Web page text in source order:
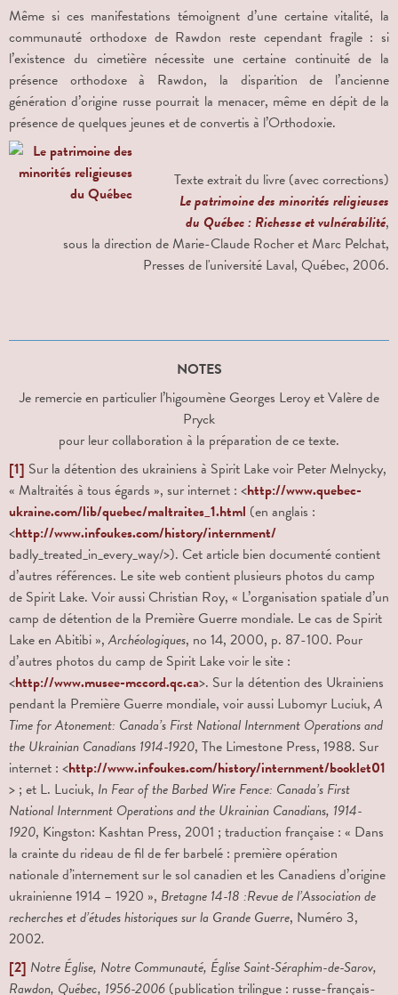
Même si ces manifestations témoignent d’une certaine vitalité, la
communauté orthodoxe de Rawdon reste cependant fragile : si
l’existence du cimetière nécessite une certaine continuité de la
présence orthodoxe à Rawdon, la disparition de l’ancienne
génération d’origine russe pourrait la menacer, même en dépit de la
présence de quelques jeunes et de convertis à l’Orthodoxie.
Texte extrait du livre (avec corrections)
Le patrimoine des minorités religieuses
du Québec : Richesse et vulnérabilité,
sous la direction de Marie-Claude Rocher et Marc Pelchat,
Presses de l'université Laval, Québec, 2006.
NOTES
Je remercie en particulier l’higoumène Georges Leroy et Valère de
Pryck
pour leur collaboration à la préparation de ce texte.
[1] Sur la détention des ukrainiens à Spirit Lake voir Peter Melnycky,
« Maltraités à tous égards », sur internet : <http://www.quebec-
ukraine.com/lib/quebec/maltraites_1.html (en anglais :
<http://www.infoukes.com/history/internment/
badly_treated_in_every_way/>). Cet article bien documenté contient
d’autres références. Le site web contient plusieurs photos du camp
de Spirit Lake. Voir aussi Christian Roy, « L’organisation spatiale d’un
camp de détention de la Première Guerre mondiale. Le cas de Spirit
Lake en Abitibi »,Archéologiques, no 14, 2000, p. 87-100. Pour
d’autres photos du camp de Spirit Lake voir le site :
<http://www.musee-mccord.qc.ca>. Sur la détention des Ukrainiens
pendant la Première Guerre mondiale, voir aussi Lubomyr Luciuk,A
Time for Atonement: Canada’s First National Internment Operations and
the Ukrainian Canadians 1914-1920, The Limestone Press, 1988. Sur
internet : <http://www.infoukes.com/history/internment/booklet01
> ; et L. Luciuk, In Fear of the Barbed Wire Fence: Canada’s First
National Internment Operations and the Ukrainian Canadians, 1914-
1920, Kingston: Kashtan Press, 2001 ; traduction française : « Dans
la crainte du rideau de fil de fer barbelé : première opération
nationale d’internement sur le sol canadien et les Canadiens d’origine
ukrainienne 1914 – 1920 », Bretagne 14-18 :Revue de l’Association de
recherches et d’études historiques sur la Grande Guerre, Numéro 3,
2002.
[2] Notre Église, Notre Communauté, Église Saint-Séraphim-de-Sarov,
Rawdon, Québec, 1956-2006 (publication trilingue : russe-français-